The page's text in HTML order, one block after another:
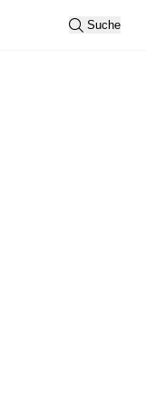
Suche